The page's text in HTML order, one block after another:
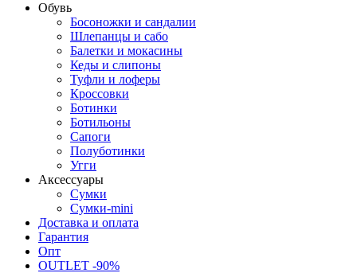
Обувь
Босоножки и сандалии
Шлепанцы и сабо
Балетки и мокасины
Кеды и слипоны
Туфли и лоферы
Кроссовки
Ботинки
Ботильоны
Сапоги
Полуботинки
Угги
Аксессуары
Сумки
Сумки-mini
Доставка и оплата
Гарантия
Опт
OUTLET -90%